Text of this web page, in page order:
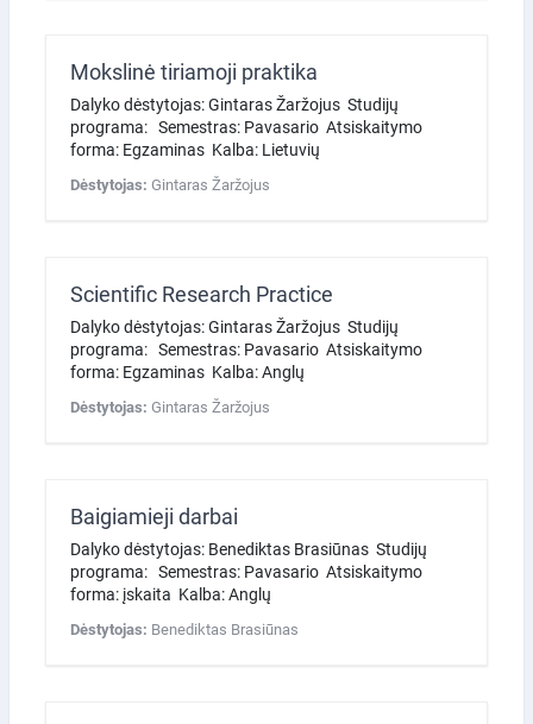
Mokslinė tiriamoji praktika
Dalyko dėstytojas: Gintaras Žaržojus Studijų
programa: Semestras: Pavasario Atsiskaitymo
forma: Egzaminas Kalba: Lietuvių
Dėstytojas: Gintaras Žaržojus
Scientific Research Practice
Dalyko dėstytojas: Gintaras Žaržojus Studijų
programa: Semestras: Pavasario Atsiskaitymo
forma: Egzaminas Kalba: Anglų
Dėstytojas: Gintaras Žaržojus
Baigiamieji darbai
Dalyko dėstytojas: Benediktas Brasiūnas Studijų
programa: Semestras: Pavasario Atsiskaitymo
forma: įskaita Kalba: Anglų
Dėstytojas: Benediktas Brasiūnas